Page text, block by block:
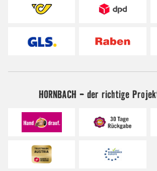
HORNBACH - der richtige